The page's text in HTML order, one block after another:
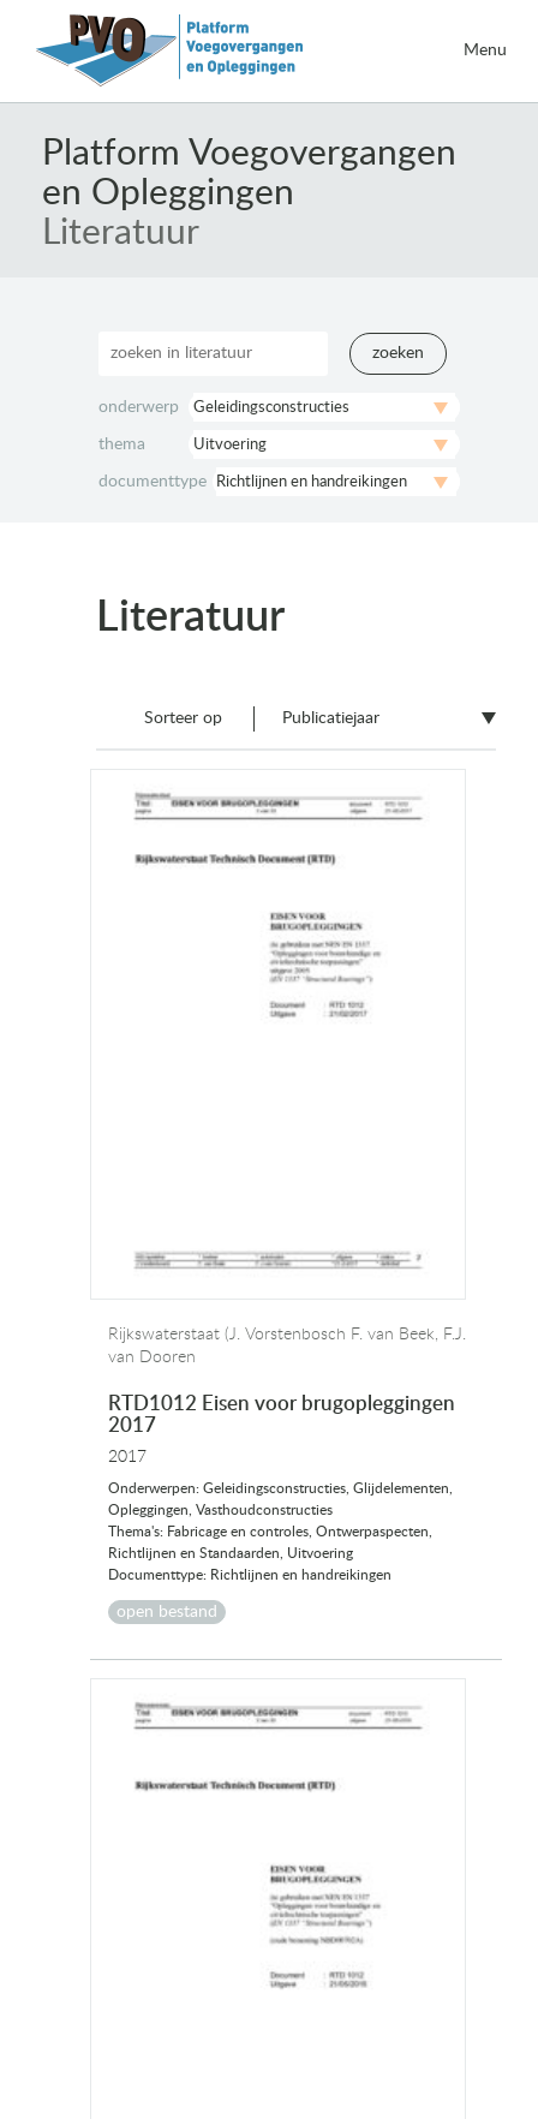
Menu
springen
Platform Voegovergangen
en Opleggingen
Literatuur
zoeken
onderwerp
thema
documenttype
Literatuur
Sorteer op Publicatiejaar
Rijkswaterstaat (J. Vorstenbosch F. van Beek, F.J.
van Dooren
RTD1012 Eisen voor brugopleggingen
2017
2017
Onderwerpen: Geleidingsconstructies, Glijdelementen,
Opleggingen, Vasthoudconstructies
Thema's: Fabricage en controles, Ontwerpaspecten,
Richtlijnen en Standaarden, Uitvoering
Documenttype: Richtlijnen en handreikingen
open bestand